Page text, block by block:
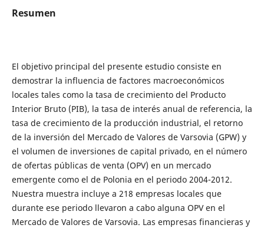
Resumen
El objetivo principal del presente estudio consiste en
demostrar la influencia de factores macroeconómicos
locales tales como la tasa de crecimiento del Producto
Interior Bruto (PIB), la tasa de interés anual de referencia, la
tasa de crecimiento de la producción industrial, el retorno
de la inversión del Mercado de Valores de Varsovia (GPW) y
el volumen de inversiones de capital privado, en el número
de ofertas públicas de venta (OPV) en un mercado
emergente como el de Polonia en el periodo 2004-2012.
Nuestra muestra incluye a 218 empresas locales que
durante ese periodo llevaron a cabo alguna OPV en el
Mercado de Valores de Varsovia. Las empresas financieras y